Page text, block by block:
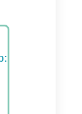
no
de um